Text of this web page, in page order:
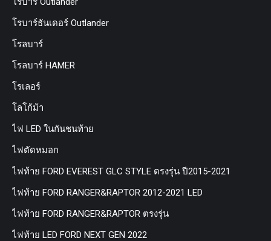
โรบาร์ธันเดอร์ Outlander
โรลบาร์
โรลบาร์ HAMER
โรเลอร์
โลโก้ม้า
ไฟ LED ในกันชนท้าย
ไฟตัดหมอก
ไฟท้าย FORD EVEREST GLC STYLE ตรงรุ่น ปี2015-2021
ไฟท้าย FORD RANGER&RAPTOR 2012-2021 LED
ไฟท้าย FORD RANGER&RAPTOR ตรงรุ่น
ไฟท้าย LED FORD NEXT GEN 2022